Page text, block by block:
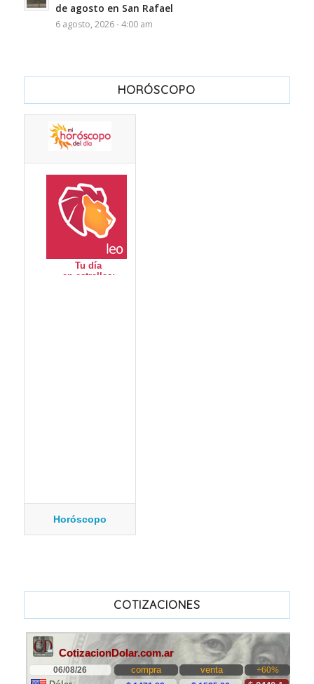
de agosto en San Rafael
6 agosto, 2026 - 4:00 am
HORÓSCOPO
Horóscopo
COTIZACIONES